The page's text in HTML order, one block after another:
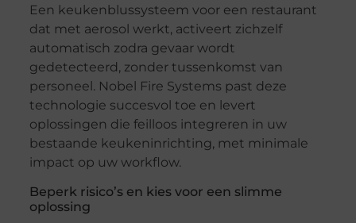
Een keukenblussysteem voor een restaurant
dat met aerosol werkt, activeert zichzelf
automatisch zodra gevaar wordt
gedetecteerd, zonder tussenkomst van
personeel. Nobel Fire Systems past deze
technologie succesvol toe en levert
oplossingen die feilloos integreren in uw
bestaande keukeninrichting, met minimale
impact op uw workflow.
Beperk risico’s en kies voor een slimme
oplossing